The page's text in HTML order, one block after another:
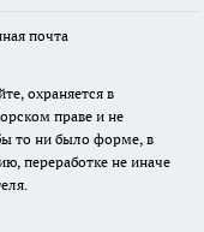
почта
охраняется в
праве и не
то ни было форме, в
переработке не иначе